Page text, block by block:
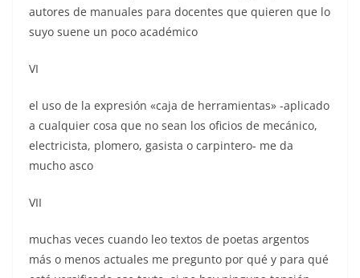
autores de manuales para docentes que quieren que lo
suyo suene un poco académico
VI
el uso de la expresión «caja de herramientas» -aplicado
a cualquier cosa que no sean los oficios de mecánico,
electricista, plomero, gasista o carpintero- me da
mucho asco
VII
muchas veces cuando leo textos de poetas argentos
más o menos actuales me pregunto por qué y para qué